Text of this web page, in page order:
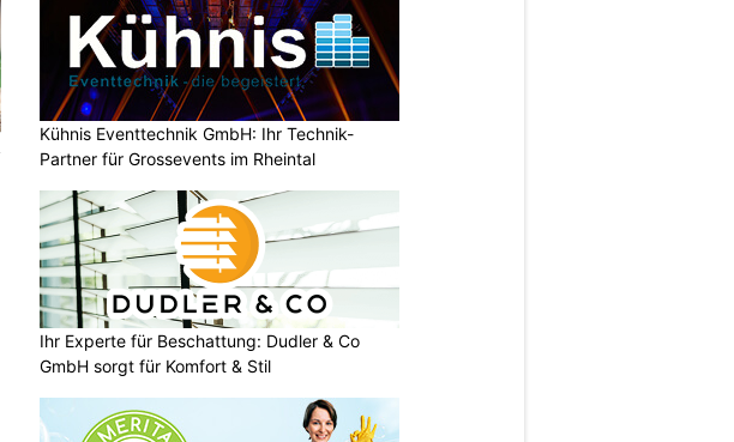
Kühnis Eventtechnik GmbH: Ihr Technik-
Partner für Grossevents im Rheintal
Ihr Experte für Beschattung: Dudler & Co
GmbH sorgt für Komfort & Stil